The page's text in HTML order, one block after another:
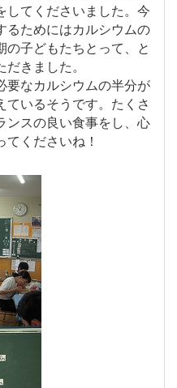
してくださいました。今
るためにはカルシウムの
の子どもたちとって、と
きました。
なカルシウムの半分が
いるそうです。 たくさ
ンスの良い食事をし、心
てくださいね！